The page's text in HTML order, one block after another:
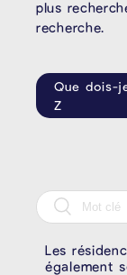
plus
recherche.
Que dois-
Z
Les
également